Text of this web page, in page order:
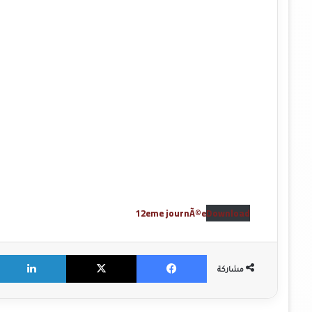
12eme journÃ©eDownload
مشاركة
Facebook
X